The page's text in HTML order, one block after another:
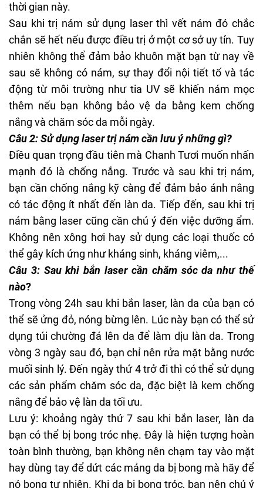
thời gian này.
Sau khi trị nám sử dụng laser thì vết nám đó chắc
chắn sẽ hết nếu được điều trị ở một cơ sở uy tín. Tuy
nhiên không thể đảm bảo khuôn mặt bạn từ nay về
sau sẽ không có nám, sự thay đổi nội tiết tố và tác
động từ môi trường như tia UV sẽ khiến nám mọc
thêm nếu bạn không bảo vệ da bằng kem chống
nắng và chăm sóc da mỗi ngày.
Câu 2: Sử dụng laser trị nám cần lưu ý những gì?
Điều quan trọng đầu tiên mà Chanh Tươi muốn nhấn
mạnh đó là chống nắng. Trước và sau khi trị nám,
bạn cần chống nắng kỹ càng để đảm bảo ánh nắng
có tác động ít nhất đến làn da. Tiếp đến, sau khi trị
nám bằng laser cũng cần chú ý đến việc dưỡng ẩm.
Không nên xông hơi hay sử dụng các loại thuốc có
thể gây kích ứng như kháng sinh, kháng viêm,...
Câu 3: Sau khi bắn laser cần chăm sóc da như thế
nào?
Trong vòng 24h sau khi bắn laser, làn da của bạn có
thể sẽ ửng đỏ, nóng bừng lên. Lúc này bạn có thể sử
dụng túi chường đá lên da để làm dịu làn da. Trong
vòng 3 ngày sau đó, bạn chỉ nên rửa mặt bằng nước
muối sinh lý. Đến ngày thứ 4 trở đi thì có thể sử dụng
các sản phẩm chăm sóc da, đặc biệt là kem chống
nắng để bảo vệ làn da tối ưu.
Lưu ý: khoảng ngày thứ 7 sau khi bắn laser, làn da
bạn có thể bị bong tróc nhẹ. Đây là hiện tượng hoàn
toàn bình thường, bạn không nên chạm tay vào mặt
hay dùng tay để dứt các mảng da bị bong mà hãy để
nó bong tự nhiên. Khi da bị bong tróc, bạn nên chú ý